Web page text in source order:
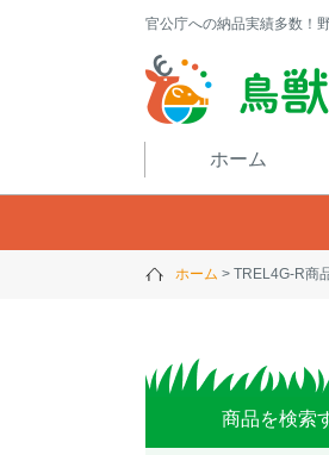
官公庁への納品実績多数！
ホーム
ホーム TREL4G-R商
商品を検索